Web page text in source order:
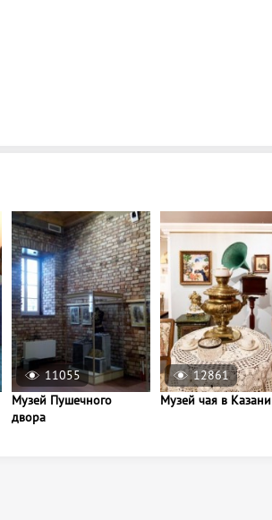
11055
Музей Пушечного
двора
12861
Музей чая в Казани